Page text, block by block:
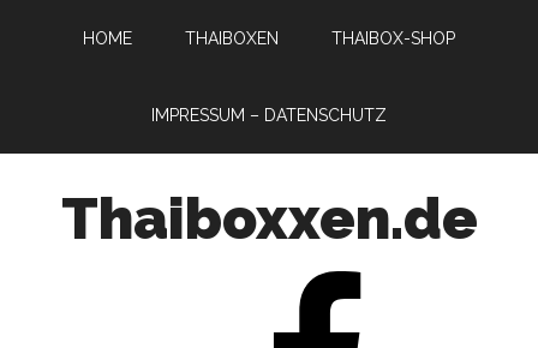
HOME THAIBOXEN THAIBOX-SHOP
IMPRESSUM – DATENSCHUTZ
Thaiboxxen.de